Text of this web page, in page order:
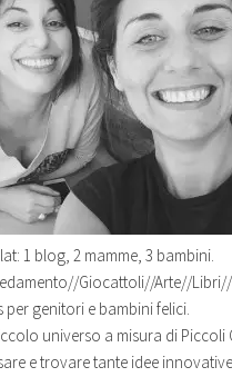
1 blog, 2 mamme, 3 bambini.
Giocattoli//Arte//
per genitori e bambini felici.
universo a misura di Piccoli
e trovare tante idee